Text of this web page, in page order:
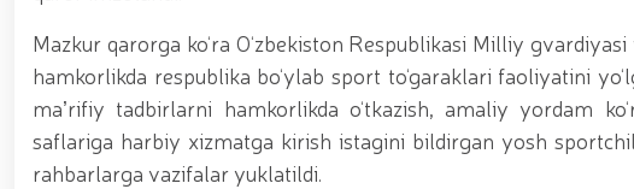
Mazkur qarorga ko‘ra O‘zbekiston Respublikasi Milliy gvardiyasi
hamkorlikda respublika bo‘ylab sport to‘garaklari faoliyatini
maʼrifiy tadbirlarni hamkorlikda o‘tkazish, amaliy yordam
saflariga harbiy xizmatga kirish istagini bildirgan yosh
rahbarlarga vazifalar yuklatildi.